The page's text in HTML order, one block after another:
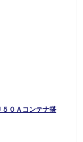
０Ａコンテナ搭